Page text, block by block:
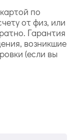
по
от физ, или
Гарантия
возникшие
(если вы